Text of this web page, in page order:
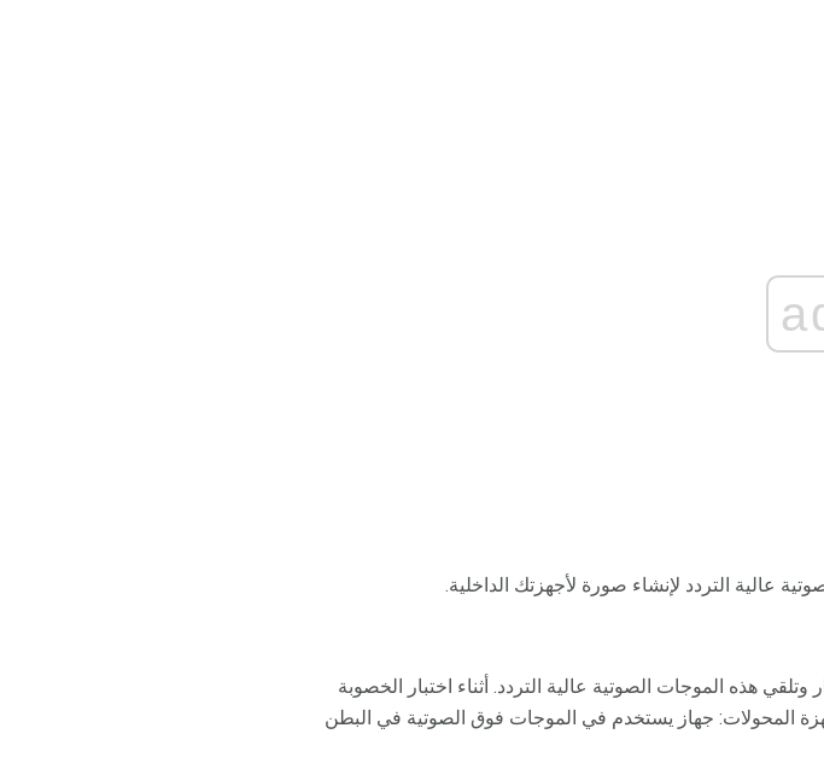
عالية التردد لإنشاء صورة لأجهزتك الداخلية.
هذه الموجات الصوتية عالية التردد. أثناء اختبار الخصوبة
المحولات: جهاز يستخدم في الموجات فوق الصوتية في البطن